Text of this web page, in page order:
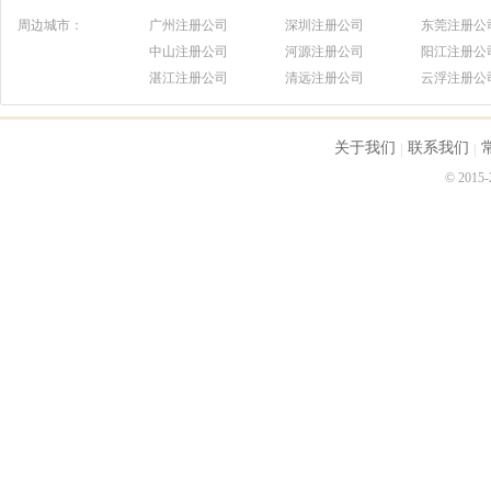
周边城市： 广州注册公司 深圳注册公司
东莞注册公
中山注册公司
河源注册公司
阳江注册公
湛江注册公司
清远注册公司 云浮注册公
关于我们 联系我们
© 2015-